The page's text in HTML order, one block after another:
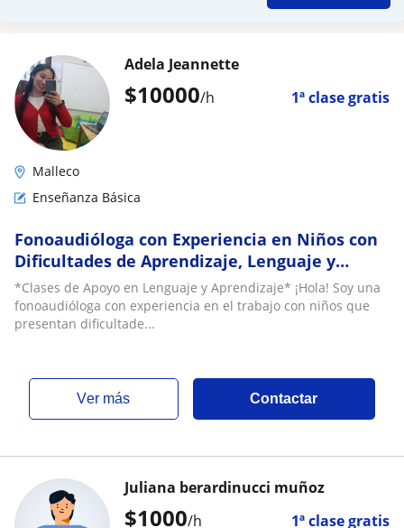
$10000/h 1ª clase gratis
Adela Jeannette
Malleco
Enseñanza Básica
Fonoaudióloga con Experiencia en Niños con
Dificultades de Aprendizaje, Lenguaje y
Lectoescritura
*Clases de Apoyo en Lenguaje y Aprendizaje* ¡Hola! Soy una
fonoaudióloga con experiencia en el trabajo con niños que
presentan dificultade...
ver más Contactar
$1000/h 1ª clase gratis
Juliana berardinucci muñoz